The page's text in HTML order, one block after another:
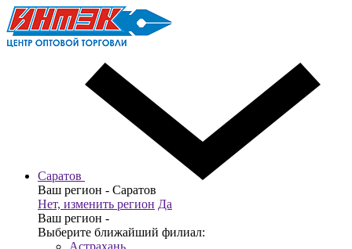
Саратов
Ваш регион - Саратов
Нет, изменить регион Да
Ваш регион -
Выберите ближайший филиал:
Астрахань